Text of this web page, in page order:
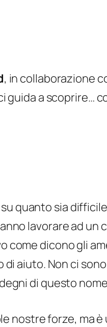
, in collaborazione
guida a scoprire…
quanto sia
lavorare ad un
come dicono gli
aiuto. Non ci
di questo
nostre forze, ma è